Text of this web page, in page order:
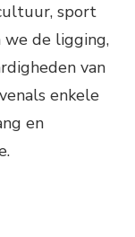
sport
we de ligging,
van
enkele
en